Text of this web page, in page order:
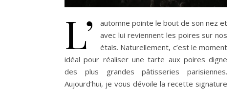
L’
automne pointe le bout de son nez et
avec lui reviennent les poires sur nos
étals. Naturellement, c’est le moment
idéal pour réaliser une tarte aux poires digne
des plus grandes pâtisseries parisiennes.
Aujourd’hui, je vous dévoile la recette signature